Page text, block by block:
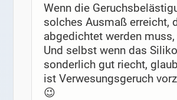
Wenn die
solches Ausmaß erreicht,
abgedichtet werden muss,
Und selbst wenn das
sonderlich gut riecht,
ist Verwesungsgeruch
😉